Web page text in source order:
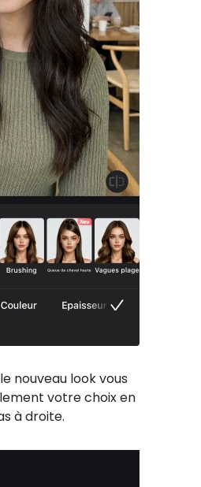
nouveau look vous
votre choix en
à droite.